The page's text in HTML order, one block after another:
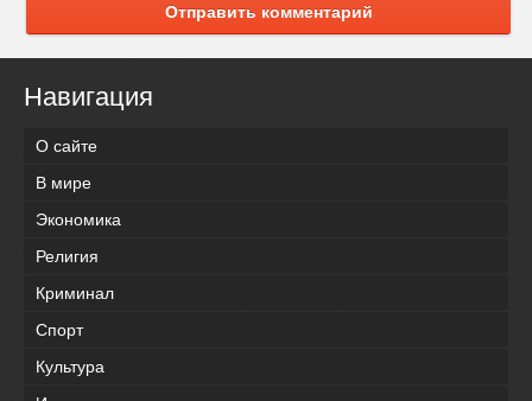
Отправить комментарий
Навигация
О сайте
В мире
Экономика
Религия
Криминал
Спорт
Культура